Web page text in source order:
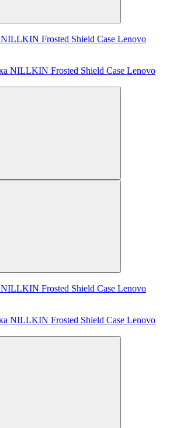
Frosted Shield Case Lenovo
Frosted Shield Case Lenovo